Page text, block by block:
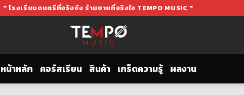
" โรงเรียนดนตรีที่จริงจัง ร้านขายที่จริงใจ TEMPO MUSIC "
หน้าหลัก คอร์สเรียน สินค้า เกร็ดความรู้ ผลงาน